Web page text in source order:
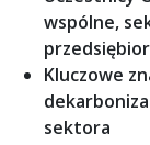
wspólne,
Kluczowe
sektora